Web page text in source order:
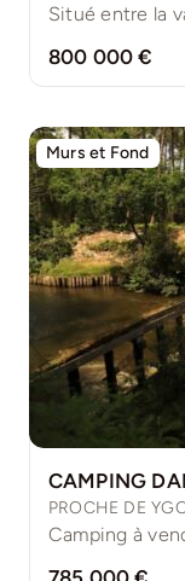
Situé entre la
800 000 €
Murs et Fond
CAMPING
PROCHE DE